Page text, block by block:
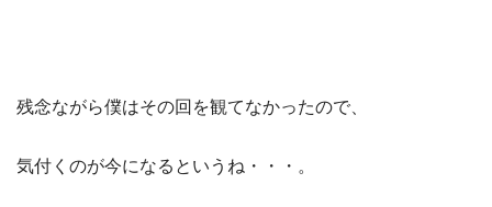
残念ながら僕はその回を観てなかったので、
気付くのが今になるというね・・・。